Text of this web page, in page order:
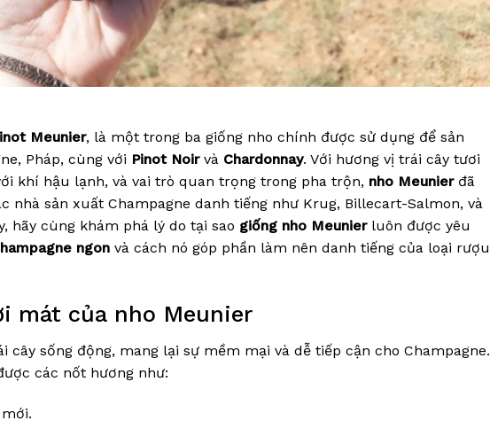
Meunier, là một trong ba giống nho chính được sử dụng để sản
Pháp, cùng với Pinot Noirvà Chardonnay. Với hương vị trái cây tươi
khí hậu lạnh, và vai trò quan trọng trong pha trộn, nho Meunierđã
nhà sản xuất Champagne danh tiếng như Krug, Billecart-Salmon, và
hãy cùng khám phá lý do tại sao giống nho Meunierluôn được yêu
ngon và cách nó góp phần làm nên danh tiếng của loại rượu
mát của nho Meunier
sống động, mang lại sự mềm mại và dễ tiếp cận cho Champagne.
các nốt hương như: